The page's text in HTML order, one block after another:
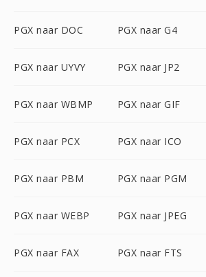
PGX naar DOC PGX naar G4
PGX naar UYVY PGX naar JP2
PGX naar WBMP PGX naar GIF
PGX naar PCX PGX naar ICO
PGX naar PBM PGX naar PGM
PGX naar WEBP PGX naar JPEG
PGX naar FAX PGX naar FTS